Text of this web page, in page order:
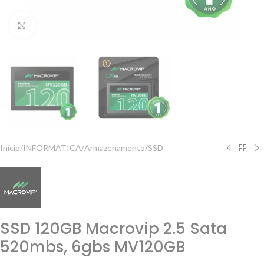
Início/INFORMÁTICA/Armazenamento/SSD
SSD 120GB Macrovip 2.5 Sata
520mbs, 6gbs MV120GB